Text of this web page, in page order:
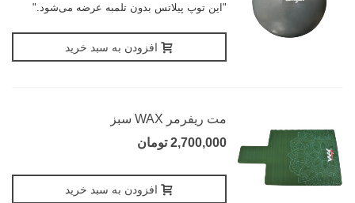
"این توپ پیلاتس بدون تلمبه عرضه می‌شود."
افزودن به سبد خرید
مت ریفرمر WAX سبز
2,700,000 تومان
افزودن به سبد خرید